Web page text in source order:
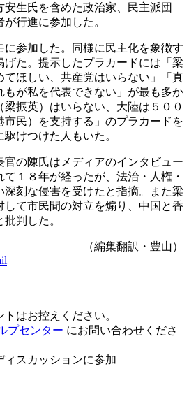
生氏を含めた政治家、民主派団
行進に参加した。
に参加した。同様に民主化を象徴す
げた。提示したプラカードには「梁
てほしい、共産党はいらない」「真
もが私を代表できない」が最も多か
梁振英）はいらない、大陸は５００
市民）を支持する」のプラカードを
けつけた人もいた。
官の陳氏はメディアのインタビュー
１８年が経ったが、法治・人権・
深刻な侵害を受けたと指摘。また梁
て市民間の対立を煽り、中国と香
判した。
（編集翻訳・豊山）
はお控えください。
プセンター にお問い合わせくださ
ィスカッションに参加